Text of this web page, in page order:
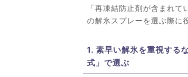
「再凍結防止剤が含まれ
の解氷スプレーを選ぶ際に
1. 素早い解氷を重視する
式」で選ぶ